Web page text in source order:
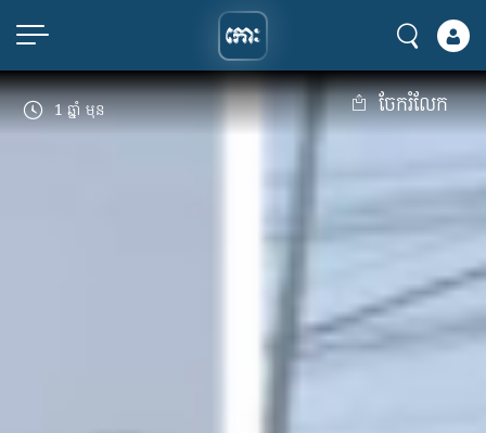
ចែករំលែក
1 ឆ្នាំ មុន